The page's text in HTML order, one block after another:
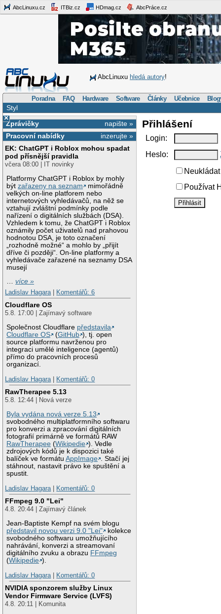
AbcLinuxu.cz ITBiz.cz HDmag.cz AbcPráce.cz
AbcLinuxu hledá autory!
Poradna FAQ Hardware Software Články Učebnice
Styl
×
napište »
Zprávičky
inzerujte »
Pracovní nabídky
EK: ChatGPT i Roblox mohou spadat
pod přísnější pravidla
včera 08:00 | IT novinky
Platformy ChatGPT i Roblox by mohly
býtzařazeny na seznam
mimořádně
velkých on-line platforem nebo
internetových vyhledávačů, na něž se
vztahují zvláštní podmínky podle
nařízení o digitálních službách (DSA).
Vzhledem k tomu, že ChatGPT i Roblox
oznámily počet uživatelů nad prahovou
hodnotou DSA, je toto označení
„rozhodně možné“ a mohlo by „přijít
dříve či později“. On-line platformy a
vyhledávače zařazené na seznamy DSA
musejí
…více »
Ladislav Hagara
Komentářů: 6
Cloudflare OS
5.8. 17:00 | Zajímavý software
Společnost Cloudflare představila
Cloudflare OS
(GitHub ), tj. open
source platformu navrženou pro
integraci umělé inteligence (agentů)
přímo do pracovních procesů
organizací.
Ladislav Hagara
Komentářů: 0
RawTherapee 5.13
5.8. 12:44 | Nová verze
Byla vydána nová verze 5.13
svobodného multiplatformního softwaru
pro konverzi a zpracování digitálních
fotografií primárně ve formátů RAW
RawTherapee (Wikipedie ). Vedle
zdrojových kódů je k dispozici také
balíček ve formátuAppImage . Stačí jej
stáhnout, nastavit právo ke spuštění a
spustit.
Ladislav Hagara
Komentářů: 0
FFmpeg 9.0 "Lei"
4.8. 20:44 | Zajímavý článek
Jean-Baptiste Kempf na svém blogu
představil novou verzi 9.0 "Lei"
kolekce
svobodného softwaru umožňujícího
nahrávání, konverzi a streamovaní
digitálního zvuku a obrazu FFmpeg
(Wikipedie ).
Ladislav Hagara
Komentářů: 0
NVIDIA sponzorem služby Linux
Vendor Firmware Service (LVFS)
4.8. 20:11 | Komunita
Přihlášení
Login:
Heslo:
Používat